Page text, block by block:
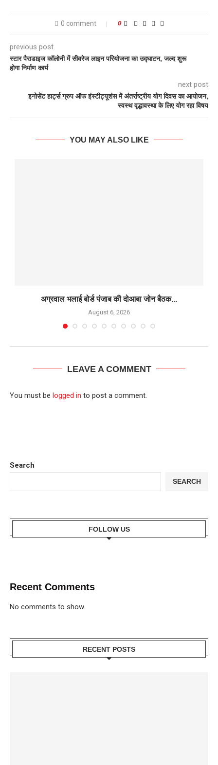
0 comment 0
previous post
स्टार पैराडाइज कॉलोनी में सीवरेज लाइन परियोजना का उद्घाटन, जल्द शुरू
होगा निर्माण कार्य
next post
इनोसेंट हार्ट्स ग्रुप ऑफ इंस्टीट्यूशंस में अंतर्राष्ट्रीय योग दिवस का आयोजन,
स्वस्थ वृद्धावस्था के लिए योग रहा विषय
YOU MAY ALSO LIKE
अग्रवाल भलाई बोर्ड पंजाब की दोआबा जोन बैठक...
August 6, 2026
LEAVE A COMMENT
You must be logged in to post a comment.
Search
SEARCH
FOLLOW US
Recent Comments
No comments to show.
RECENT POSTS